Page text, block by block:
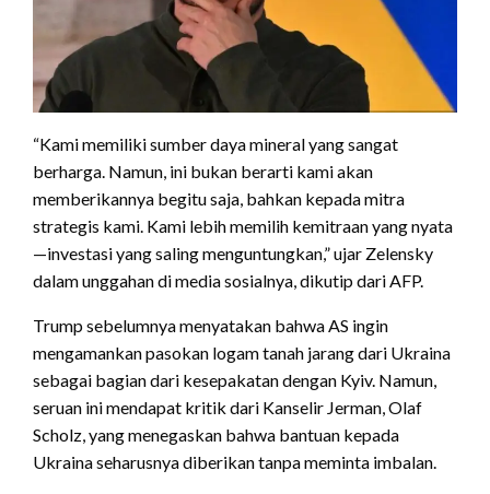
“Kami memiliki sumber daya mineral yang sangat
berharga. Namun, ini bukan berarti kami akan
memberikannya begitu saja, bahkan kepada mitra
strategis kami. Kami lebih memilih kemitraan yang nyata
—investasi yang saling menguntungkan,” ujar Zelensky
dalam unggahan di media sosialnya, dikutip dari AFP.
Trump sebelumnya menyatakan bahwa AS ingin
mengamankan pasokan logam tanah jarang dari Ukraina
sebagai bagian dari kesepakatan dengan Kyiv. Namun,
seruan ini mendapat kritik dari Kanselir Jerman, Olaf
Scholz, yang menegaskan bahwa bantuan kepada
Ukraina seharusnya diberikan tanpa meminta imbalan.